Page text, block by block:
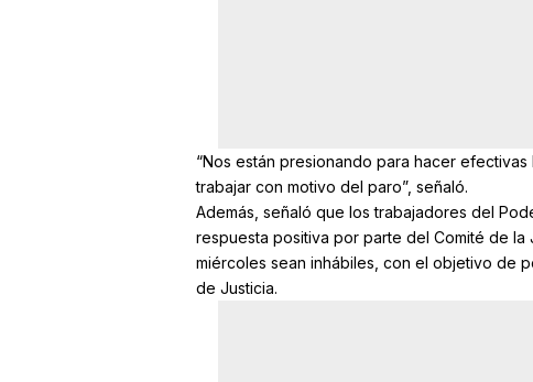
“Nos están presionando para hacer
trabajar con motivo del paro”, señaló.
Además, señaló que los trabajadores del
respuesta positiva por parte del Comité de la
miércoles sean inhábiles, con el objetivo de
de Justicia.